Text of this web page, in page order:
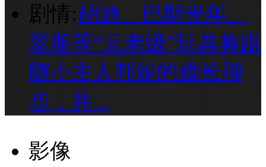
剧情:胡迪、巴斯光年、
翠斯等“元老级”玩具将跟
随小主人邦妮的成长脚
步，共...
影像